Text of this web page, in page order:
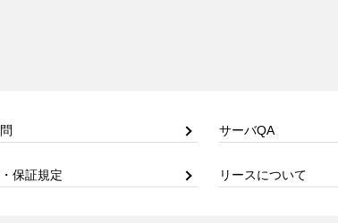
サーバQA
保証規定 リースについて